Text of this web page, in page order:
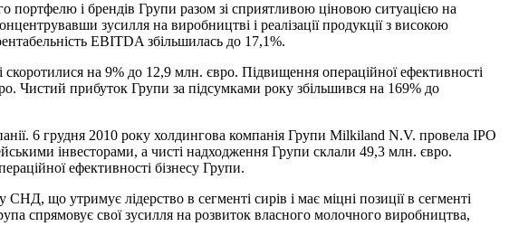
портфелю і брендів Групи разом зі сприятливою ціновою ситуацією на
зусилля на виробництві і реалізації продукції з високою
EBITDA збільшилась до 17,1%.
на 9% до 12,9 млн. євро. Підвищення операційної ефективності
Чистий прибуток Групи за підсумками року збільшився на 169% до
6 грудня 2010 року холдингова компанія Групи Milkiland N.V. провела IPO
інвесторами, а чисті надходження Групи склали 49,3 млн. євро.
ефективності бізнесу Групи.
що утримує лідерство в сегменті сирів і має міцні позиції в сегменті
спрямовує свої зусилля на розвиток власного молочного виробництва,